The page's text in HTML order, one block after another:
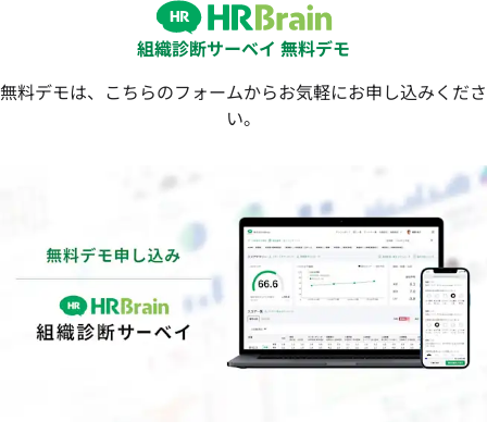
組織診断サーベイ 無料デモ
無料デモは、こちらのフォームからお気軽にお申し込みくださ
い。